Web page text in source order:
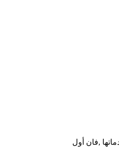
وخدماتها ,فان أول